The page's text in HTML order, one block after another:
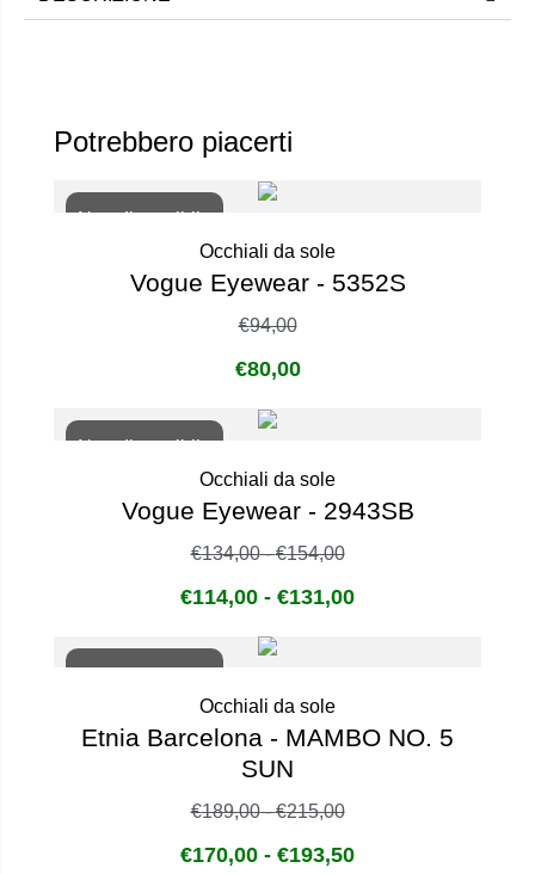
Potrebbero piacerti
Non disponibile
Occhiali da sole
Vogue Eyewear - 5352S
€94,00
€80,00
Non disponibile
Occhiali da sole
Vogue Eyewear - 2943SB
€134,00-€154,00
€114,00 - €131,00
Occhiali da sole
Etnia Barcelona - MAMBO NO. 5
SUN
€189,00-€215,00
€170,00 - €193,50